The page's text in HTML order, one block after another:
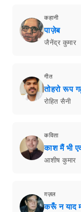
कहानी
पाज़ेब
जैनेंद्र कुमार
गीत
तोहरो रूप
रोहित सैनी
कविता
काश मैं भी
आशीष कुमार
ग़ज़ल
करूँ न याद